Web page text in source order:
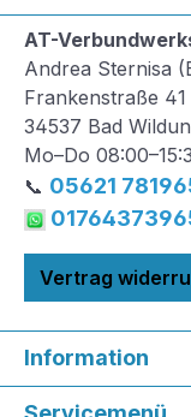
AT-
Andrea Sternisa
Frankenstraße 41
34537 Bad
Mo–Do
📞 05621
Vertrag
Information